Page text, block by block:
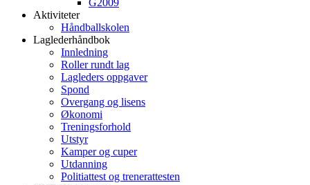
G2009
Aktiviteter
Håndballskolen
Laglederhåndbok
Innledning
Roller rundt lag
Lagleders oppgaver
Spond
Overgang og lisens
Økonomi
Treningsforhold
Utstyr
Kamper og cuper
Utdanning
Politiattest og trenerattesten